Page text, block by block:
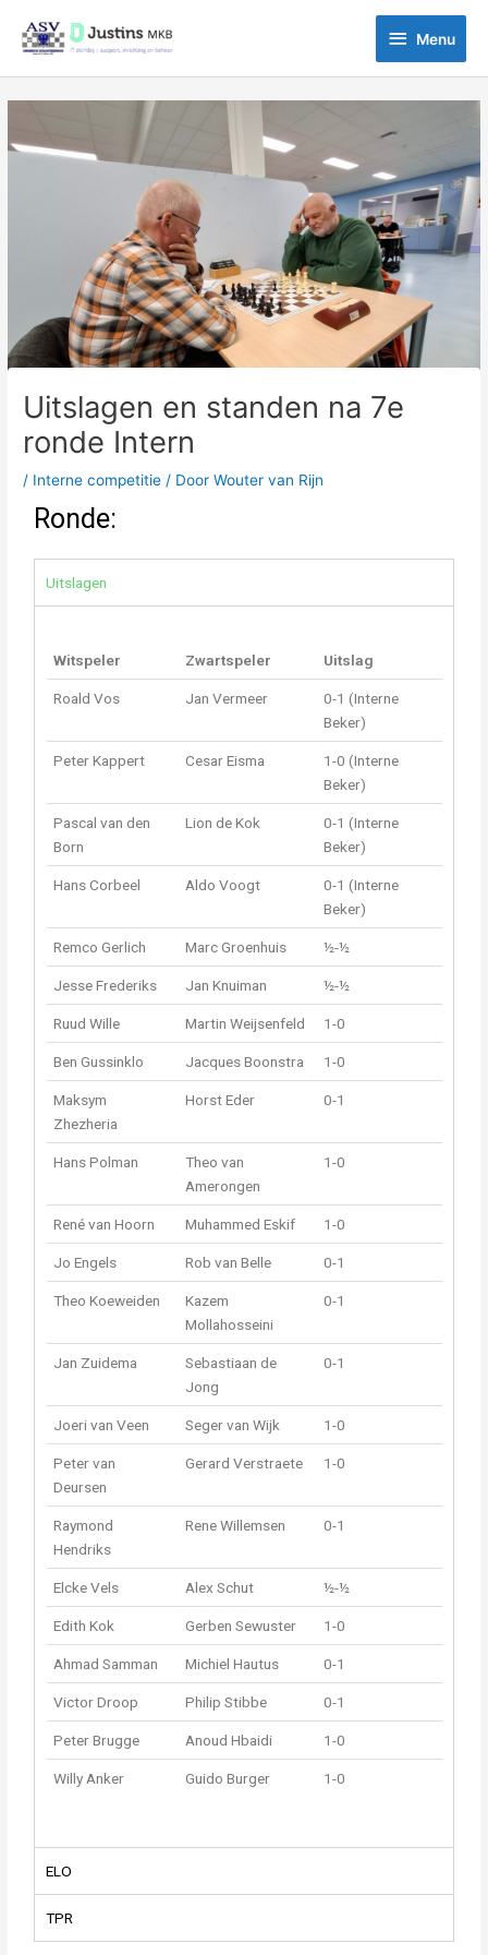
naar
inhoud
Menu
Menu
Uitslagen en standen na 7e
ronde Intern
/ Interne competitie / DoorWouter van Rijn
Ronde:
Uitslagen
Witspeler Zwartspeler Uitslag
Roald Vos Jan Vermeer
0-1 (Interne
Beker)
Peter Kappert Cesar Eisma
1-0 (Interne
Beker)
Pascal van den
Born
Lion de Kok
0-1 (Interne
Beker)
Hans Corbeel Aldo Voogt
0-1 (Interne
Beker)
Remco Gerlich Marc Groenhuis ½-½
Jesse Frederiks Jan Knuiman ½-½
Ruud Wille Martin Weijsenfeld 1-0
Ben Gussinklo Jacques Boonstra 1-0
Maksym
Zhezheria
Horst Eder 0-1
Hans Polman
Theo van
Amerongen
1-0
René van Hoorn Muhammed Eskif 1-0
Jo Engels Rob van Belle 0-1
Theo Koeweiden
Kazem
Mollahosseini
0-1
Jan Zuidema
Sebastiaan de
Jong
0-1
Joeri van Veen Seger van Wijk 1-0
Peter van
Deursen
Gerard Verstraete 1-0
Raymond
Hendriks
Rene Willemsen 0-1
Elcke Vels Alex Schut ½-½
Edith Kok Gerben Sewuster 1-0
Ahmad Samman Michiel Hautus 0-1
Victor Droop Philip Stibbe 0-1
Peter Brugge Anoud Hbaidi 1-0
Willy Anker Guido Burger 1-0
ELO
TPR